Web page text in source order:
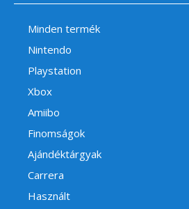
Minden termék
Nintendo
Playstation
Xbox
Amiibo
Finomságok
Ajándéktárgyak
Carrera
Használt